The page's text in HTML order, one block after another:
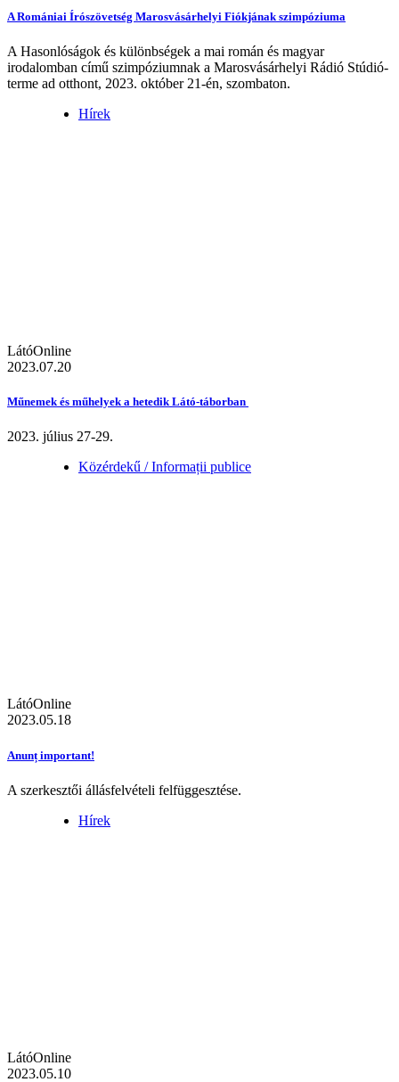
A Romániai Írószövetség Marosvásárhelyi Fiókjának szimpóziuma
A Hasonlóságok és különbségek a mai román és magyar
irodalomban című szimpóziumnak a Marosvásárhelyi Rádió Stúdió-
terme ad otthont, 2023. október 21-én, szombaton.
Hírek
LátóOnline
2023.07.20
Műnemek és műhelyek a hetedik Látó-táborban
2023. július 27-29.
Közérdekű / Informații publice
LátóOnline
2023.05.18
Anunț important!
A szerkesztői állásfelvételi felfüggesztése.
Hírek
LátóOnline
2023.05.10